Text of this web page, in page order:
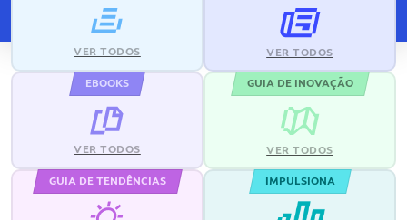
VER TODOS VER TODOS
EBOOKS
VER TODOS
GUIA DE INOVAÇÃO
VER TODOS
GUIA DE TENDÊNCIAS IMPULSIONA